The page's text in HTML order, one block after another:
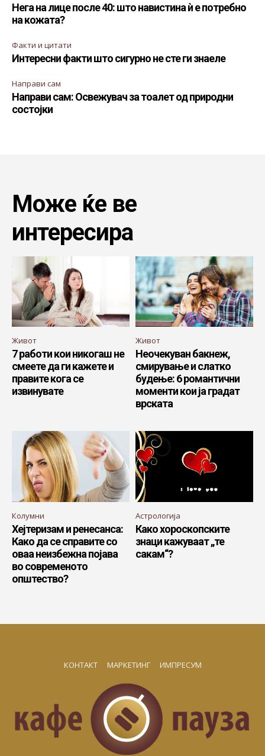
Нега на лице после 40: што навистина ѝ е потребно
на кожата?
Факти и цитати
Интересни факти што сигурно не сте ги знаеле
Направи сам
Направи сам: Освежувач за тоалет од природни
состојки
Може ќе ве
интересира
Живот
7 работи кои никогаш не
смеете да ги кажете и
правите кога се
извинувате
Живот
Неочекуван бакнеж,
смирување и слатко
будење: 6 романтични
моменти кои ја градат
врската
Колумни
Хејтеризам и ренесанса:
Како да се справите со
оваа неизбежна појава
во современото
општество?
Астрологија
Како хороскопските
знаци кажуваат „те
сакам“?
КОНТАКТ МАРКЕТИНГ ИМПРЕСУМ